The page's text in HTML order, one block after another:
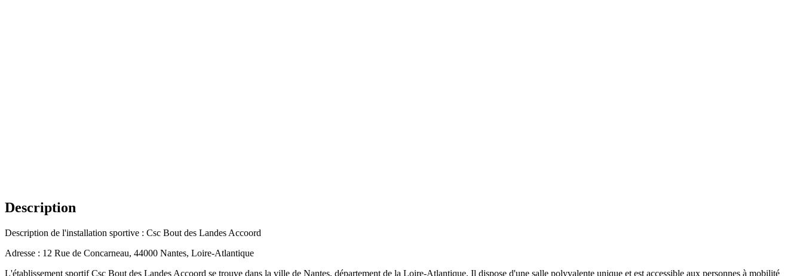
Description
Description de l'installation sportive : Csc Bout des Landes Accoord
Adresse : 12 Rue de Concarneau, 44000 Nantes, Loire-Atlantique
L'établissement sportif Csc Bout des Landes Accoord se trouve dans la ville de Nantes, département de la Loire-Atlantique. Il dispose d'une salle polyvalente unique et est accessible aux personnes à mobilité